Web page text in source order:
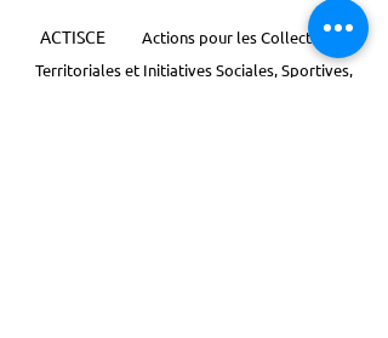
ACTISCE
Actions pour les Collectivités
Territoriales et Initiatives Sociales, Sportives,